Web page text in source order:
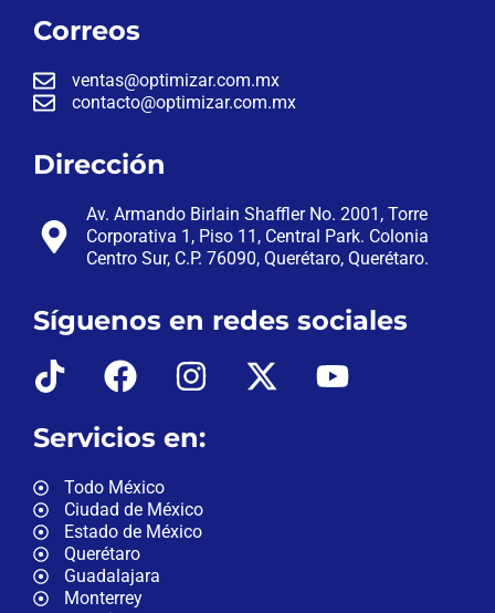
Correos
ventas@optimizar.com.mx
contacto@optimizar.com.mx
Dirección
Av. Armando Birlain Shaffler No. 2001, Torre
Corporativa 1, Piso 11, Central Park. Colonia
Centro Sur, C.P. 76090, Querétaro, Querétaro.
Síguenos en redes sociales
Servicios en:
Todo México
Ciudad de México
Estado de México
Querétaro
Guadalajara
Monterrey